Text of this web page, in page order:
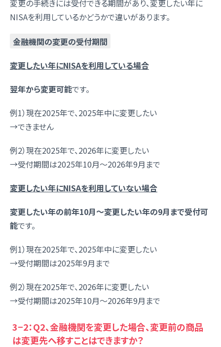
変更の手続きには受付できる期間があり、変更したい年に
NISAを利用しているかどうかで違いがあります。
金融機関の変更の受付期間
変更したい年にNISAを利用している場合
翌年から変更可能です。
例1）現在2025年で、2025年中に変更したい
→できません
例2）現在2025年で、2026年に変更したい
→受付期間は2025年10月～2026年9月まで
変更したい年にNISAを利用していない場合
変更したい年の前年10月～変更したい年の9月まで受付可
能です。
例1）現在2025年で、2025年中に変更したい
→受付期間は2025年9月まで
例2）現在2025年で、2026年に変更したい
→受付期間は2025年10月～2026年9月まで
3−2：Q2、金融機関を変更した場合、変更前の商品
は変更先へ移すことはできますか？